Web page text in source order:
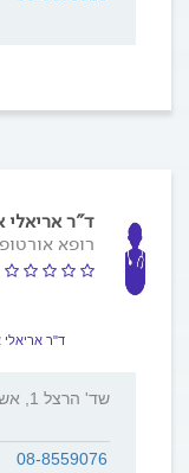
ד"ר אריאלי
רופא
ד"ר
שד' הרצל 1, אשדוד
08-8559076